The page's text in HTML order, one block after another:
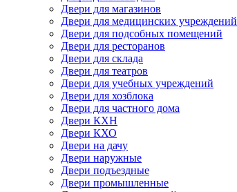
Двери для магазинов
Двери для медицинских учреждений
Двери для подсобных помещений
Двери для ресторанов
Двери для склада
Двери для театров
Двери для учебных учреждений
Двери для хозблока
Двери для частного дома
Двери КХН
Двери КХО
Двери на дачу
Двери наружные
Двери подъездные
Двери промышленные